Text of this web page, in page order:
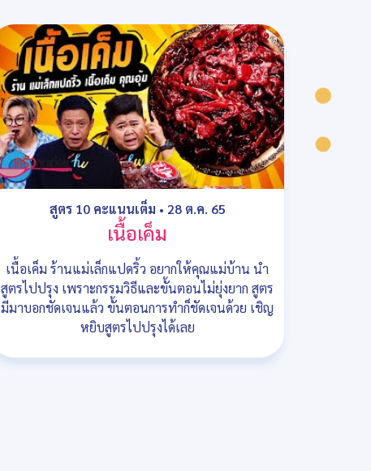
สูตร 10 คะแนนเต็ม • 28 ต.ค. 65
เนื้อเค็ม
เนื้อเค็ม ร้านแม่เล็กแปดริ้ว อยากให้คุณแม่บ้าน นำ
สูตรไปปรุง เพราะกรรมวิธีและขั้นตอนไม่ยุ่งยาก สูตร
มีมาบอกชัดเจนแล้ว ขั้นตอนการทำก็ชัดเจนด้วย เชิญ
หยิบสูตรไปปรุงได้เลย